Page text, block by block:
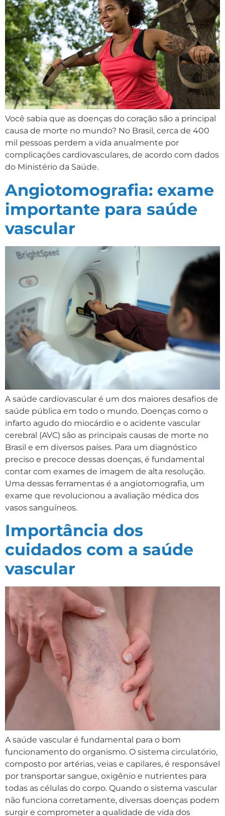
Você sabia que as doenças do coração são a principal
causa de morte no mundo? No Brasil, cerca de 400
mil pessoas perdem a vida anualmente por
complicações cardiovasculares, de acordo com dados
do Ministério da Saúde.
Angiotomografia: exame
importante para saúde
vascular
A saúde cardiovascular é um dos maiores desafios de
saúde pública em todo o mundo. Doenças como o
infarto agudo do miocárdio e o acidente vascular
cerebral (AVC) são as principais causas de morte no
Brasil e em diversos países. Para um diagnóstico
preciso e precoce dessas doenças, é fundamental
contar com exames de imagem de alta resolução.
Uma dessas ferramentas é a angiotomografia, um
exame que revolucionou a avaliação médica dos
vasos sanguíneos.
Importância dos
cuidados com a saúde
vascular
A saúde vascular é fundamental para o bom
funcionamento do organismo. O sistema circulatório,
composto por artérias, veias e capilares, é responsável
por transportar sangue, oxigênio e nutrientes para
todas as células do corpo. Quando o sistema vascular
não funciona corretamente, diversas doenças podem
surgir e comprometer a qualidade de vida dos